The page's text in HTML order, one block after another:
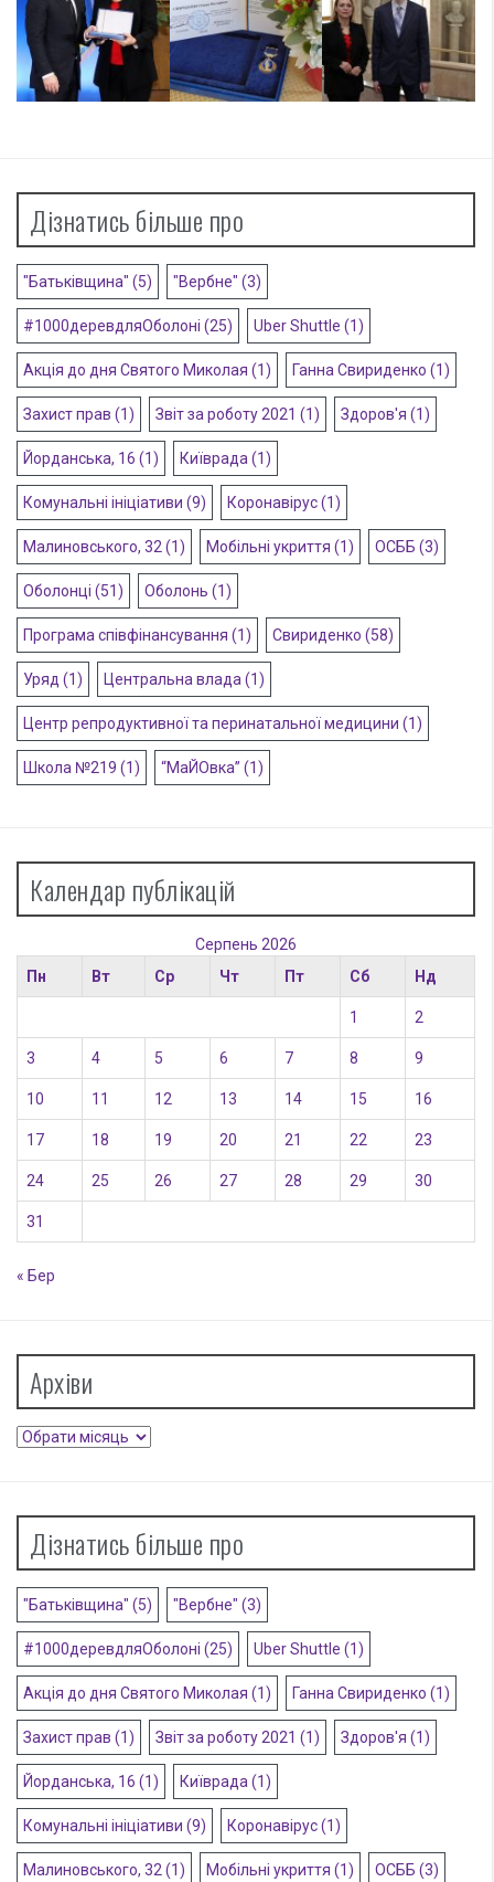
Дізнатись більше про
"Батьківщина" (5) "Вербне" (3)
#1000деревдляОболоні (25) Uber Shuttle (1)
Акція до дня Святого Миколая (1) Ганна Свириденко (1)
Захист прав (1) Звіт за роботу 2021 (1) Здоров'я (1)
Йорданська, 16 (1) Київрада(1)
Комунальні ініціативи (9) Коронавірус(1)
Малиновського, 32(1) Мобільні укриття (1) ОСББ (3)
Оболонці (51) Оболонь (1)
Програма співфінансування (1) Свириденко (58)
Уряд (1) Центральна влада(1)
Центр репродуктивної та перинатальної медицини (1)
Школа №219 (1) “МаЙОвка” (1)
Календар публікацій
Серпень 2026
Пн
Вт Ср Чт Пт Сб Нд
1 2
3 4 5 6 7 8 9
10 11 12 13 14 15 16
17 18 19 20 21 22 23
24 25 26 27 28 29 30
31
« Бер
Архіви
Архіви
Дізнатись більше про
"Батьківщина" (5) "Вербне" (3)
#1000деревдляОболоні (25) Uber Shuttle (1)
Акція до дня Святого Миколая (1) Ганна Свириденко (1)
Захист прав (1) Звіт за роботу 2021 (1) Здоров'я (1)
Йорданська, 16 (1) Київрада(1)
Комунальні ініціативи (9) Коронавірус(1)
Малиновського, 32(1) Мобільні укриття (1) ОСББ (3)